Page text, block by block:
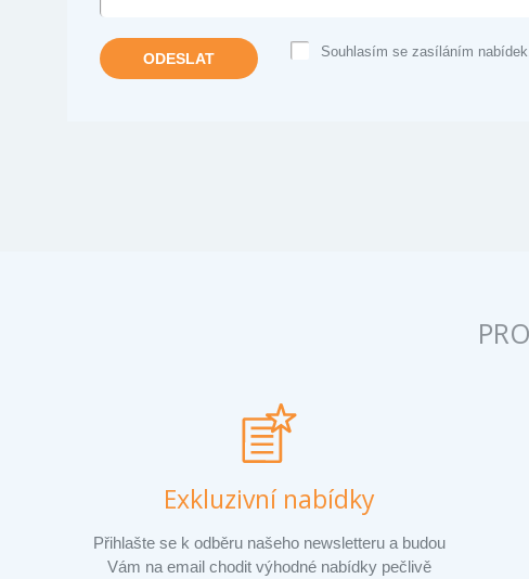
Souhlasím se zasíláním nabídek.
ODESLAT
Exkluzivní nabídky
Přihlašte se k odběru našeho newsletteru a budou
Vám na email chodit výhodné nabídky pečlivě